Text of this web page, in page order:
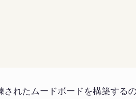
れたムードボードを構築する